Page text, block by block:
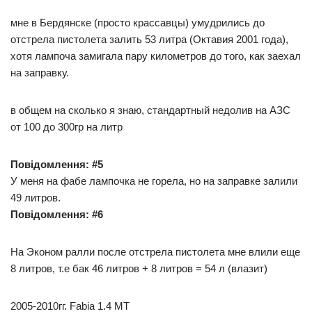
мне в Бердянске (просто крассавцы) умудрились до
отстрела пистолета залить 53 литра (Октавия 2001 года),
хотя лампоча замигала пару километров до того, как заехал
на заправку.
в общем на сколько я знаю, стандартный недолив на АЗС
от 100 до 300гр на литр
Повідомлення: #5
У меня на фабе лампочка не горела, но на заправке залили
49 литров.
Повідомлення: #6
На Эконом ралли после отстрела пистолета мне влили еще
8 литров, т.е бак 46 литров + 8 литров = 54 л (влазит)
2005-2010гг. Fabia 1.4 МТ